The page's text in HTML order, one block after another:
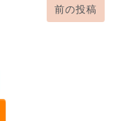
前の投稿